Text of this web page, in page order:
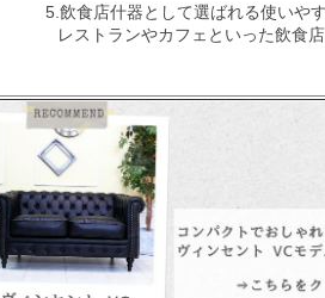
5.飲食店什器として選ばれる使いや
レストランやカフェといった飲食